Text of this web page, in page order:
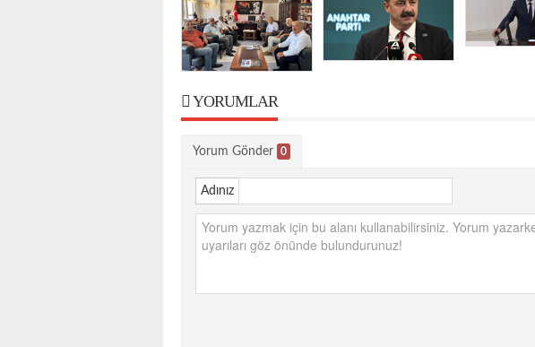
YORUMLAR
Yorum Gönder 0
Adınız